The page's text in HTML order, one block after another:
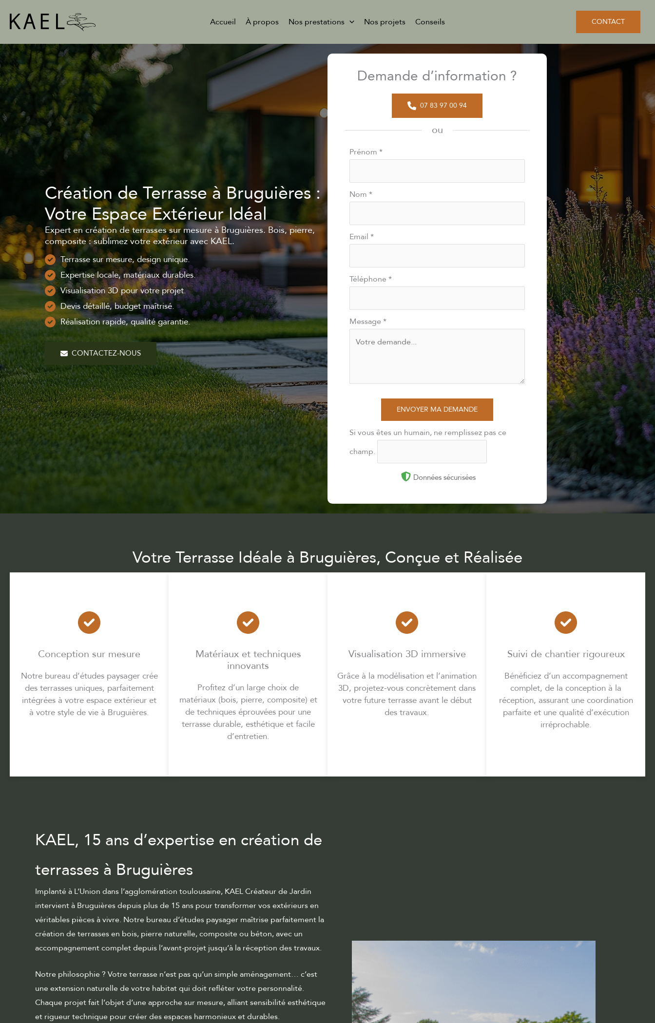
Accueil À propos Nos prestations Nos projets Conseils CONTACT
Création de Terrasse à Bruguières :
Votre Espace Extérieur Idéal
Expert en création de terrasses sur mesure à Bruguières. Bois, pierre,
composite : sublimez votre extérieur avec KAEL.
Terrasse sur mesure, design unique.
Expertise locale, matériaux durables.
Visualisation 3D pour votre projet.
Devis détaillé, budget maîtrisé.
Réalisation rapide, qualité garantie.
CONTACTEZ-NOUS
Demande d’information ?
07 83 97 00 94
ou
Formulaire
avec
téléphone
Prénom *
Nom *
Email *
Téléphone *
Message *
ENVOYER MA DEMANDE
Si vous êtes un humain, ne remplissez pas ce
champ.
Données sécurisées
Votre Terrasse Idéale à Bruguières, Conçue et Réalisée
Conception sur mesure
Notre bureau d’études paysager crée
des terrasses uniques, parfaitement
intégrées à votre espace extérieur et
à votre style de vie à Bruguières.
Matériaux et techniques
innovants
Profitez d’un large choix de
matériaux (bois, pierre, composite) et
de techniques éprouvées pour une
terrasse durable, esthétique et facile
d’entretien.
Visualisation 3D immersive
Grâce à la modélisation et l’animation
3D, projetez-vous concrètement dans
votre future terrasse avant le début
des travaux.
Suivi de chantier rigoureux
Bénéficiez d’un accompagnement
complet, de la conception à la
réception, assurant une coordination
parfaite et une qualité d’exécution
irréprochable.
KAEL, 15 ans d’expertise en création de
terrasses à Bruguières
Implanté à L’Union dans l’agglomération toulousaine, KAEL Créateur de Jardin
intervient à Bruguières depuis plus de 15 ans pour transformer vos extérieurs en
véritables pièces à vivre. Notre bureau d’études paysager maîtrise parfaitement la
création de terrassesen bois, pierre naturelle, composite ou béton, avec un
accompagnement complet depuis l’avant-projet jusqu’à la réception des travaux.
Notre philosophie ? Votre terrasse n’est pas qu’un simple aménagement… c’est
une extension naturelle de votre habitat qui doit refléter votre personnalité.
Chaque projet fait l’objet d’une approche sur mesure, alliant sensibilité esthétique
et rigueur technique pour créer des espaces harmonieux et durables.